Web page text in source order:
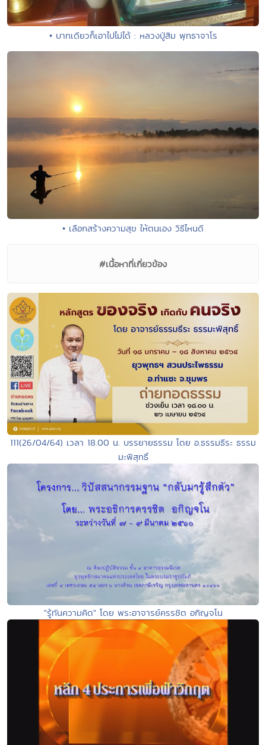
• บาทเดียวก็เอาไปไม่ได้ : หลวงปู่สิม พุทธาจาโร
• เลือกสร้างความสุข ให้ตนเอง วิธีไหนดี
#เนื้อหาที่เกี่ยวข้อง
111(26/04/64) เวลา 18.00 น. บรรยายธรรม โดย อ.ธรรมธีระ ธรรม
มะพิสุทธิ์
"รู้ทันความคิด" โดย พระอาจารย์ครรชิต อกิญจโน